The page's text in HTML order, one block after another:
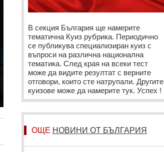
В секция България ще намерите
тематична Куиз рубрика. Периодично
се публикува специализиран куиз с
въпроси на различна национална
тематика. След края на всеки тест
може да видите резултат с верните
отговори, които сте натрупали. Другите
куизове може да намерите тук. Успех !
ОЩЕ НОВИНИ ОТ БЪЛГАРИЯ